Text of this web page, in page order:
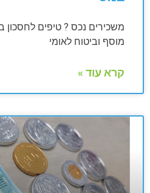
משכירים נכס ? טיפים
מוסף וביטוח לאומי
קרא עוד »